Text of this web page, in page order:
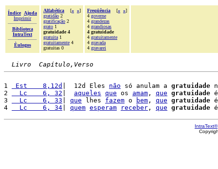
Índice
Ajuda
Imprimir
Biblioteca
IntraText
Èulogos
Alfabética [« »]
gratidão 2
gratificação 2
grato 1
gratuidade 4
gratuita 1
gratuitamente 4
gratuitas 0
Freqüência [« »]
4 governe
4 grandezas
4 grandiosas
4 gratuidade
4 gratuitamente
4 gravada
4 gravarei
Livro  Capítulo,Verso
1 Est    8,12d |  12d Eles não só anulam a gratuidade
2
  Lc    6, 32
aqueles que os amam , que gratuidade
3
  Lc    6, 33
que lhes fazem o bem , que gratuidade
4
  Lc    6, 34
quem esperam receber , que gratuidade
IntraText®